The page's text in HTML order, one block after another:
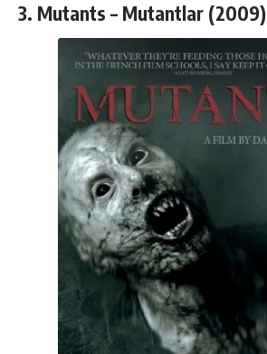
3. Mutants – Mutantlar (2009)